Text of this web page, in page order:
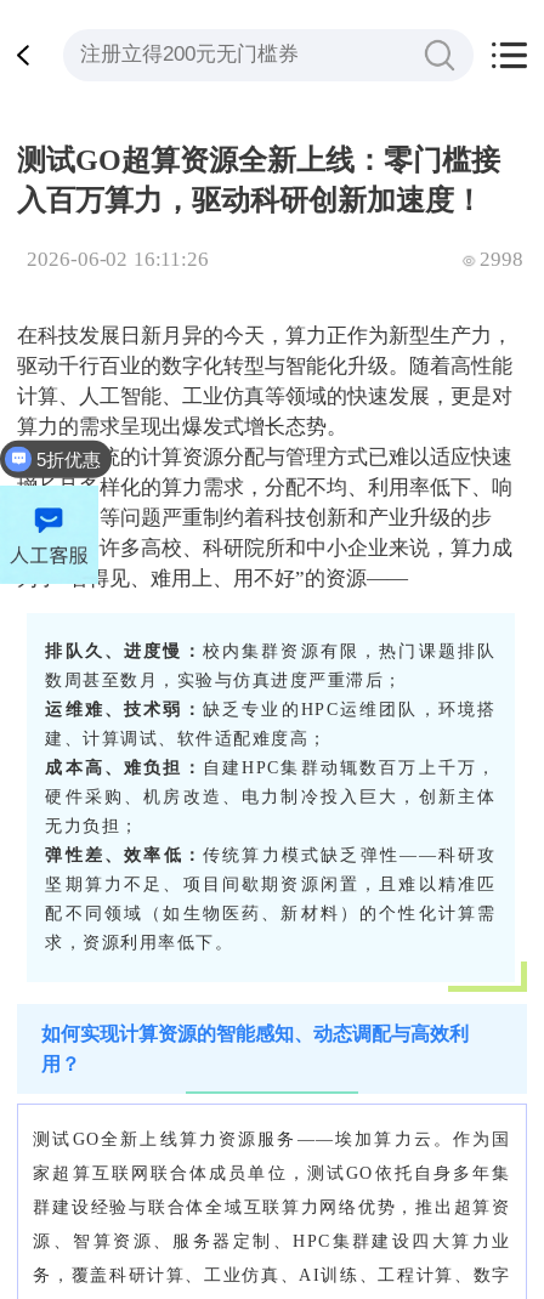
测试GO超算资源全新上线：零门槛接
入百万算力，驱动科研创新加速度！
2026-06-02 16:11:26 2998
在科技发展日新月异的今天，算力正作为新型生产力，
驱动千行百业的数字化转型与智能化升级。随着高性能
计算、人工智能、工业仿真等领域的快速发展，更是对
算力的需求呈现出爆发式增长态势。
然而，传统的计算资源分配与管理方式已难以适应快速
增长且多样化的算力需求，分配不均、利用率低下、响
应速度慢等问题严重制约着科技创新和产业升级的步
伐，对于许多高校、科研院所和中小企业来说，算力成
为了“看得见、难用上、用不好”的资源——
排队久、进度慢： 校内集群资源有限，热门课题排队
数周甚至数月，实验与仿真进度严重滞后；
运维难、技术弱： 缺乏专业的HPC运维团队，环境搭
建、计算调试、软件适配难度高；
成本高、难负担 ： 自建HPC集群动辄数百万上千万，
硬件采购、机房改造、电力制冷投入巨大，创新主体
无力负担；
弹性差、效率低 ： 传统算力模式缺乏弹性——科研攻
坚期算力不足、项目间歇期资源闲置，且难以精准匹
配不同领域（如生物医药、新材料）的个性化计算需
求，资源利用率低下。
如何实现计算资源的智能感知、动态调配与高效利
用？
测试GO全新上线算力资源服务——埃加算力云。作为国
家超算互联网联合体成员单位，测试GO依托自身多年集
群建设经验与联合体全域互联算力网络优势，推出超算资
源、智算资源、服务器定制、HPC集群建设四大算力业
务，覆盖科研计算、工业仿真、AI训练、工程计算、数字
5折优惠